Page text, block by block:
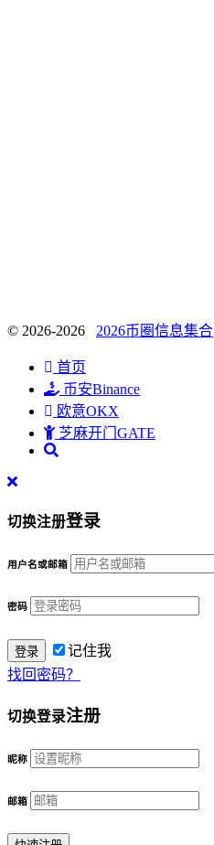
© 2026-2026 2026币圈信息集合
首页
币安Binance
欧意OKX
芝麻开门GATE
切换注册登录
用户名或邮箱
密码
记住我
找回密码？
切换登录注册
昵称
邮箱